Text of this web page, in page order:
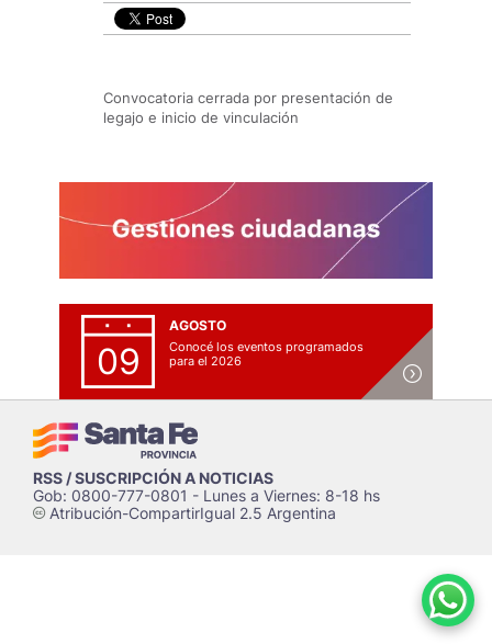
Convocatoria cerrada por presentación de
legajo e inicio de vinculación
09
AGOSTO
Conocé los eventos programados
para el 2026
RSS / SUSCRIPCIÓN A NOTICIAS
Gob: 0800-777-0801 - Lunes a Viernes: 8-18 hs
cAtribución-CompartirIgual 2.5 Argentina